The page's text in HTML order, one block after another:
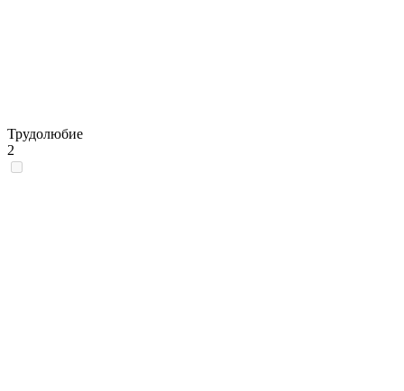
Трудолюбие
2